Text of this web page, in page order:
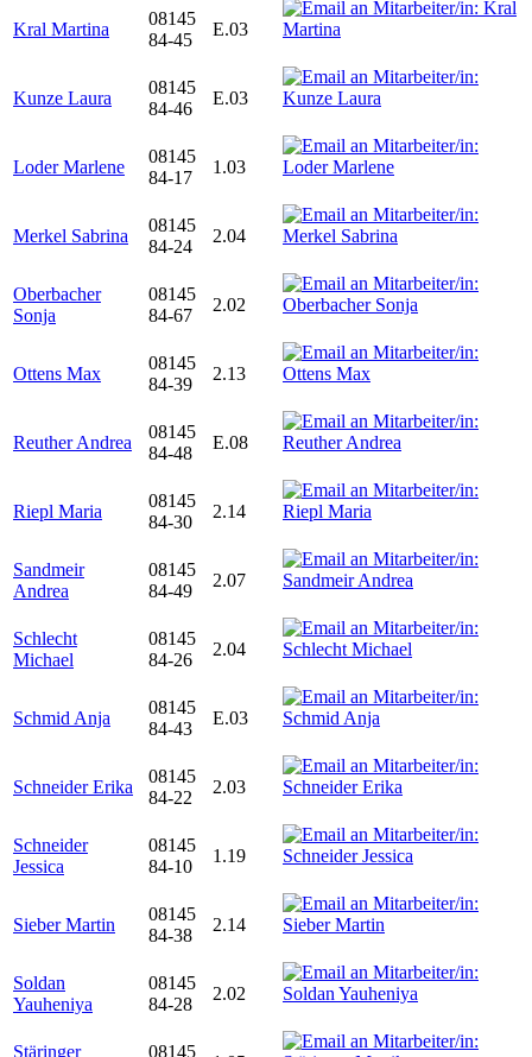
Kral Martina
08145
84-45
E.03
Kunze Laura
08145
84-46
E.03
Loder Marlene
08145
84-17
1.03
Merkel Sabrina
08145
84-24
2.04
Oberbacher
Sonja
08145
84-67
2.02
Ottens Max
08145
84-39
2.13
Reuther Andrea
08145
84-48
E.08
Riepl Maria
08145
84-30
2.14
Sandmeir
Andrea
08145
84-49
2.07
Schlecht
Michael
08145
84-26
2.04
Schmid Anja
08145
84-43
E.03
Schneider Erika
08145
84-22
2.03
Schneider
Jessica
08145
84-10
1.19
Sieber Martin
08145
84-38
2.14
Soldan
Yauheniya
08145
84-28
2.02
Stäringer
08145